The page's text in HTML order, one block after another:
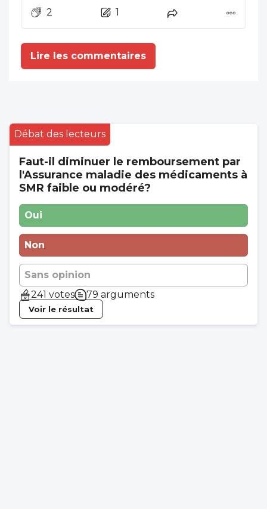
2
1
Lire les commentaires
Débat des lecteurs
Faut-il diminuer le remboursement par
l'Assurance maladie des médicaments à
SMR faible ou modéré?
Oui
Non
Sans opinion
241 votes
79 arguments
Voir le résultat